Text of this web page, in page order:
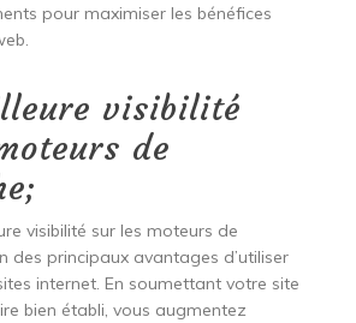
pour maximiser les bénéfices
visibilité
de
visibilité sur les moteurs de
des principaux avantages d’utiliser
internet. En soumettant votre site
bien établi, vous augmentez